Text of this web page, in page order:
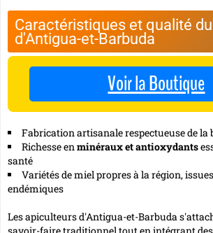
Caractéristiques et qualité
d'Antigua-et-Barbuda
Voir la Boutique
Fabrication artisanale respectueuse de la
Richesse enminéraux et antioxydants
santé
Variétés de miel propres à la région,
endémiques
Les apiculteurs d'Antigua-et-Barbuda